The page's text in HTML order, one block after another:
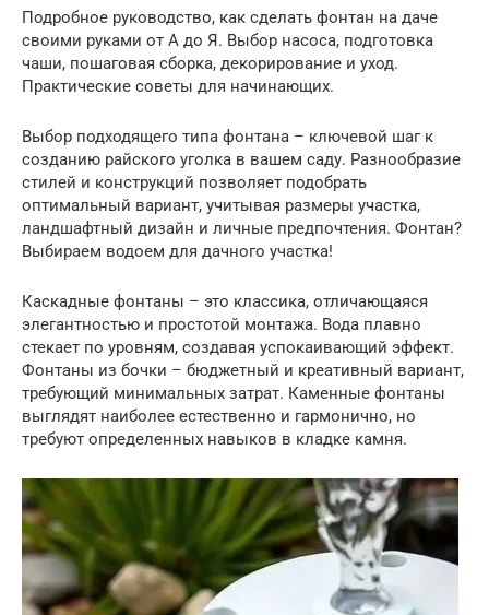
Подробное руководство, как сделать фонтан на даче
своими руками от А до Я. Выбор насоса, подготовка
чаши, пошаговая сборка, декорирование и уход.
Практические советы для начинающих.
Выбор подходящего типа фонтана – ключевой шаг к
созданию райского уголка в вашем саду. Разнообразие
стилей и конструкций позволяет подобрать
оптимальный вариант, учитывая размеры участка,
ландшафтный дизайн и личные предпочтения. Фонтан?
Выбираем водоем для дачного участка!
Каскадные фонтаны – это классика, отличающаяся
элегантностью и простотой монтажа. Вода плавно
стекает по уровням, создавая успокаивающий эффект.
Фонтаны из бочки – бюджетный и креативный вариант,
требующий минимальных затрат. Каменные фонтаны
выглядят наиболее естественно и гармонично, но
требуют определенных навыков в кладке камня.